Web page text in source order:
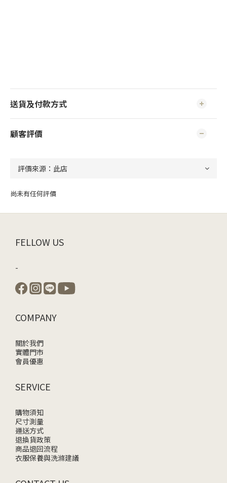
送貨及付款方式
顧客評價
尚未有任何評價
FELLOW US
-
COMPANY
關於我們
實體門市
會員優惠
SERVICE
購物須知
尺寸測量
運送方式
退換貨政策
商品退回流程
衣服保養與洗滌建議